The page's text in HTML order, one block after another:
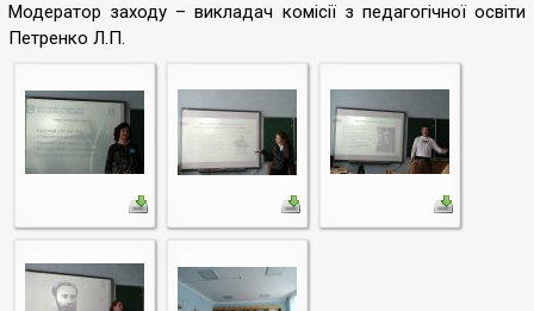
Модератор заходу – викладач комісії з педагогічної освіти
Петренко Л.П.